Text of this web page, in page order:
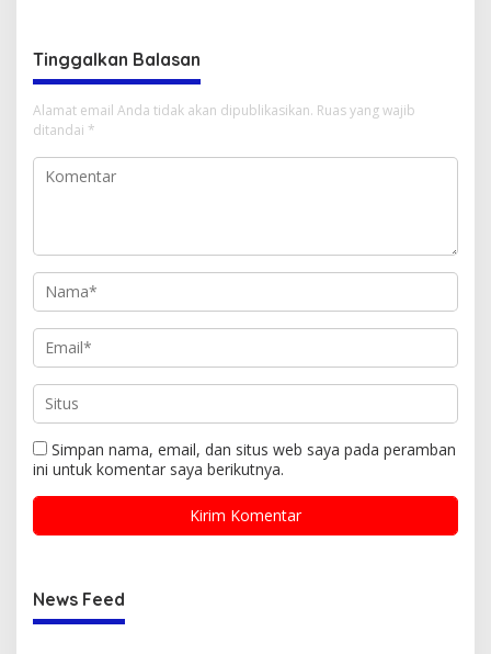
Tinggalkan Balasan
Alamat email Anda tidak akan dipublikasikan. Ruas yang wajib
ditandai *
Simpan nama, email, dan situs web saya pada peramban
ini untuk komentar saya berikutnya.
News Feed